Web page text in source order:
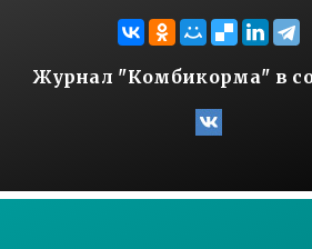
Журнал "Комбикорма" в